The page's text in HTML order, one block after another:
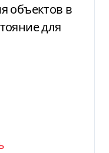
объектов в
для